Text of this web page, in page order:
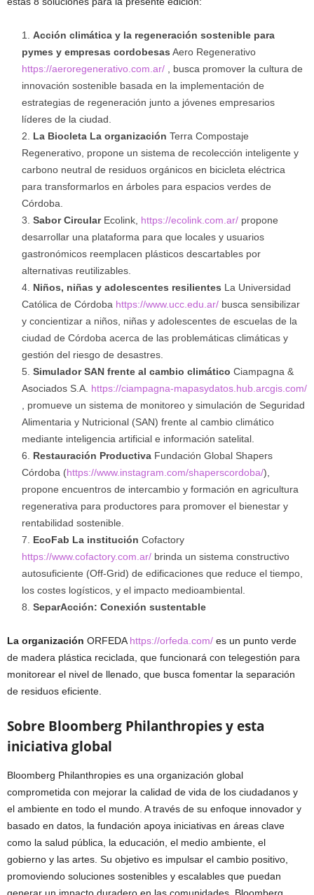
Acción climática y la regeneración sostenible para
pymes y empresas cordobesas Aero Regenerativo
https://aeroregenerativo.com.ar/ , busca promover la cultura de
innovación sostenible basada en la implementación de
estrategias de regeneración junto a jóvenes empresarios
líderes de la ciudad.
La Biocleta La organización Terra Compostaje
Regenerativo, propone un sistema de recolección inteligente y
carbono neutral de residuos orgánicos en bicicleta eléctrica
para transformarlos en árboles para espacios verdes de
Córdoba.
Sabor CircularEcolink, https://ecolink.com.ar/ propone
desarrollar una plataforma para que locales y usuarios
gastronómicos reemplacen plásticos descartables por
alternativas reutilizables.
Niños, niñas y adolescentes resilientes La Universidad
Católica de Córdoba https://www.ucc.edu.ar/ busca sensibilizar
y concientizar a niños, niñas y adolescentes de escuelas de la
ciudad de Córdoba acerca de las problemáticas climáticas y
gestión del riesgo de desastres.
Simulador SAN frente al cambio climático Ciampagna &
Asociados S.A. https://ciampagna-mapasydatos.hub.arcgis.com/
, promueve un sistema de monitoreo y simulación de Seguridad
Alimentaria y Nutricional (SAN) frente al cambio climático
mediante inteligencia artificial e información satelital.
Restauración Productiva Fundación Global Shapers
Córdoba (https://www.instagram.com/shaperscordoba/),
propone encuentros de intercambio y formación en agricultura
regenerativa para productores para promover el bienestar y
rentabilidad sostenible.
EcoFab La institución Cofactory
https://www.cofactory.com.ar/ brinda un sistema constructivo
autosuficiente (Off-Grid) de edificaciones que reduce el tiempo,
los costes logísticos, y el impacto medioambiental.
SeparAcción: Conexión sustentable
La organización ORFEDA https://orfeda.com/ es un punto verde
de madera plástica reciclada, que funcionará con telegestión para
monitorear el nivel de llenado, que busca fomentar la separación
de residuos eficiente.
Sobre Bloomberg Philanthropies y esta
iniciativa global
Bloomberg Philanthropies es una organización global
comprometida con mejorar la calidad de vida de los ciudadanos y
el ambiente en todo el mundo. A través de su enfoque innovador y
basado en datos, la fundación apoya iniciativas en áreas clave
como la salud pública, la educación, el medio ambiente, el
gobierno y las artes. Su objetivo es impulsar el cambio positivo,
promoviendo soluciones sostenibles y escalables que puedan